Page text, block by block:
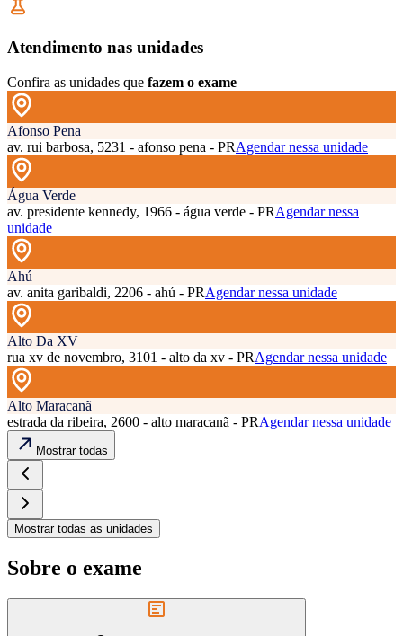
Atendimento nas unidades
Confira as unidades que fazem o exame
Afonso Pena
av. rui barbosa, 5231 - afonso pena - PRAgendar nessa unidade
Água Verde
av. presidente kennedy, 1966 - água verde - PRAgendar nessa
unidade
Ahú
av. anita garibaldi, 2206 - ahú - PRAgendar nessa unidade
Alto Da XV
rua xv de novembro, 3101 - alto da xv - PRAgendar nessa unidade
Alto Maracanã
estrada da ribeira, 2600 - alto maracanã - PRAgendar nessa unidade
Mostrar todas
Mostrar todas as unidades
Sobre o exame